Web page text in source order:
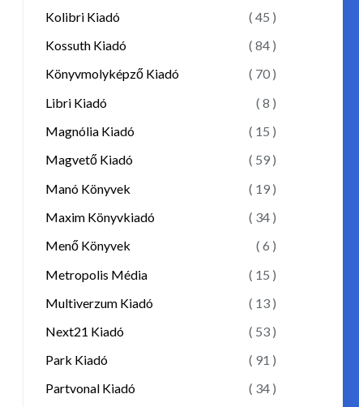
Kolibri Kiadó
( 45 )
Kossuth Kiadó
( 84 )
Könyvmolyképző Kiadó
( 70 )
Libri Kiadó
( 8 )
Magnólia Kiadó
( 15 )
Magvető Kiadó
( 59 )
Manó Könyvek
( 19 )
Maxim Könyvkiadó
( 34 )
Menő Könyvek
( 6 )
Metropolis Média
( 15 )
Multiverzum Kiadó
( 13 )
Next21 Kiadó
( 53 )
Park Kiadó
( 91 )
Partvonal Kiadó
( 34 )